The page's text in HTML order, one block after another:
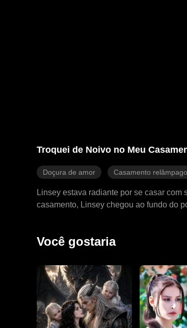
Troquei de Noivo no Meu
Doçura de amor Casamento relâmpago
Linsey estava radiante por se casar
casamento, Linsey chegou ao fundo do
Você gostaria